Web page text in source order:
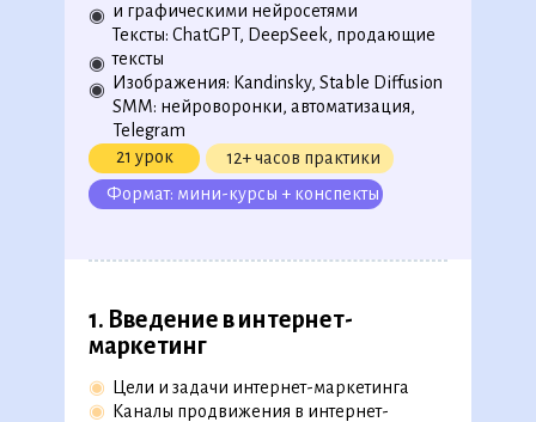
и графическими нейросетями
Тексты: ChatGPT, DeepSeek, продающие
тексты
Изображения: Kandinsky, Stable Diffusion
SMM: нейроворонки, автоматизация,
Telegram
21 урок
◉
◉
◉
Формат: мини-курсы + конспекты
12+ часов практики
Цели и задачи интернет-маркетинга
Каналы продвижения в интернет-
◉
◉
1. Введ ение в интернет-
маркетинг
279 уроков, 54 видеолекции,
26 практических примеров
Программа обучения
Скачать полную версию в